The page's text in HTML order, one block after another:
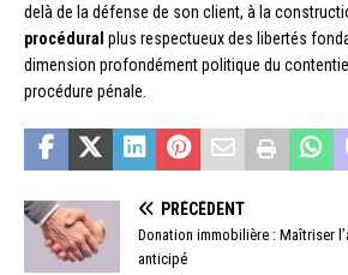
delà de la défense de son client, à la
procédural plus respectueux des libertés
dimension profondément politique du
procédure pénale.
PRÉCÉDENT
Donation immobilière : Maîtriser
anticipé